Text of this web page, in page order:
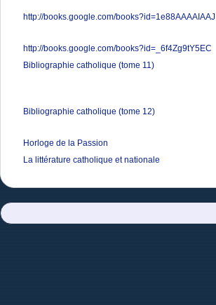
http://books.google.com/books?id=1e88AAAAIAAJ
http://books.google.com/books?id=_6f4Zg9tY5EC
Bibliographie catholique (tome 11)
Bibliographie catholique (tome 12)
Horloge de la Passion
La littérature catholique et nationale